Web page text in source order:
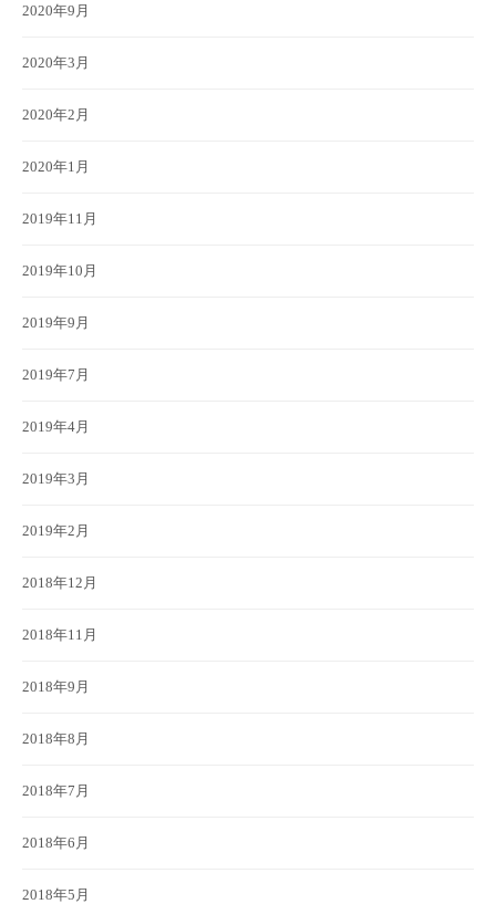
2020年9月
2020年3月
2020年2月
2020年1月
2019年11月
2019年10月
2019年9月
2019年7月
2019年4月
2019年3月
2019年2月
2018年12月
2018年11月
2018年9月
2018年8月
2018年7月
2018年6月
2018年5月